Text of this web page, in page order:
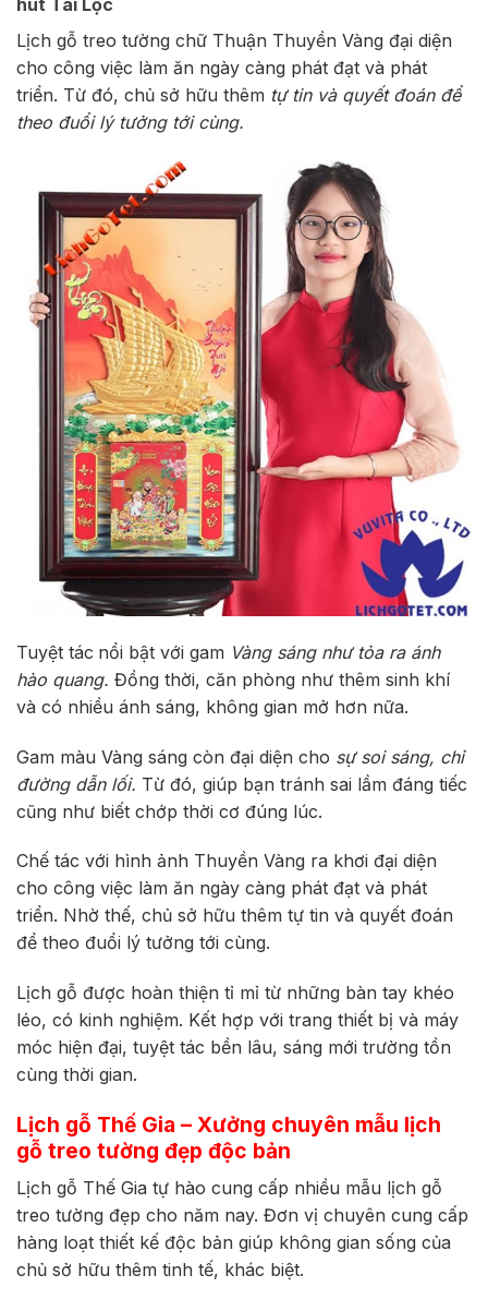
Lịch gỗ treo tường chữ Thuận Thuyền Vàng đại diện
cho công việc làm ăn ngày càng phát đạt và phát
triển. Từ đó, chủ sở hữu thêm tự tin và quyết đoán để
theo đuổi lý tưởng tới cùng.
Tuyệt tác nổi bật với gam Vàng sáng như tỏa ra ánh
hào quang. Đồng thời, căn phòng như thêm sinh khí
và có nhiều ánh sáng, không gian mở hơn nữa.
Gam màu Vàng sáng còn đại diện cho sự soi sáng, chỉ
đường dẫn lối. Từ đó, giúp bạn tránh sai lầm đáng tiếc
cũng như biết chớp thời cơ đúng lúc.
Chế tác với hình ảnh Thuyền Vàng ra khơi đại diện
cho công việc làm ăn ngày càng phát đạt và phát
triển. Nhờ thế, chủ sở hữu thêm tự tin và quyết đoán
để theo đuổi lý tưởng tới cùng.
Lịch gỗ được hoàn thiện tỉ mỉ từ những bàn tay khéo
léo, có kinh nghiệm. Kết hợp với trang thiết bị và máy
móc hiện đại, tuyệt tác bền lâu, sáng mới trường tồn
cùng thời gian.
Lịch gỗ Thế Gia – Xưởng chuyên mẫu lịch
gỗ treo tường đẹp độc bản
Lịch gỗ Thế Gia tự hào cung cấp nhiều mẫu lịch gỗ
treo tường đẹp cho năm nay. Đơn vị chuyên cung cấp
hàng loạt thiết kế độc bản giúp không gian sống của
chủ sở hữu thêm tinh tế, khác biệt.